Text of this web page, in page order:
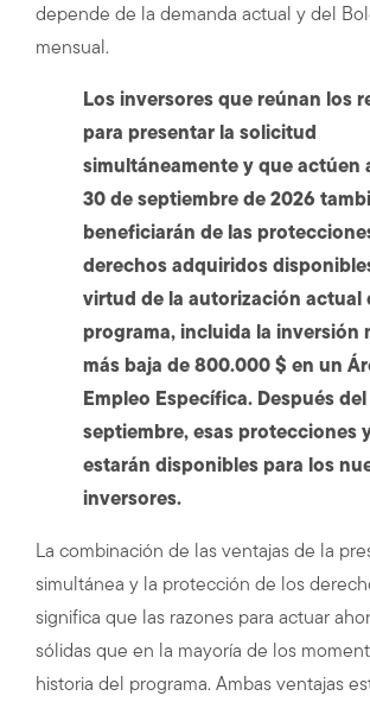
depende de la demanda actual y del
mensual.
Los inversores que reúnan los
para presentar la solicitud
simultáneamente y que actúen
30 de septiembre de 2026
beneficiarán de las
derechos adquiridos
virtud de la autorización actual
programa, incluida la inversión
más baja de 800.000 $ en un
Empleo Específica. Después
septiembre, esas protecciones
estarán disponibles para los
inversores.
La combinación de las ventajas de la
simultánea y la protección de los
significa que las razones para actuar
sólidas que en la mayoría de los
historia del programa. Ambas ventajas